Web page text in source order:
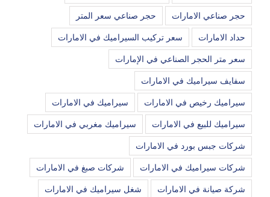
حجر صناعي الامارات حجر صناعي سعر المتر
حداد الامارات سعر تركيب السيراميك في الامارات
سعر متر الحجر الصناعي في الإمارات
سفايف سيراميك في الامارات
سيراميك رخيص في الامارات سيراميك في الامارات
سيراميك للبيع في الامارات سيراميك مغربي في الامارات
شركات جبس بورد في الامارات
شركات سيراميك في الامارات شركات صبغ في الامارات
شركة صيانة في الامارات شغل سيراميك في الامارات